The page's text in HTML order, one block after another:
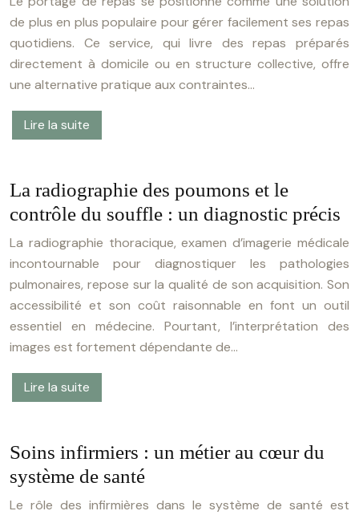
de plus en plus populaire pour gérer facilement ses repas
quotidiens. Ce service, qui livre des repas préparés
directement à domicile ou en structure collective, offre
une alternative pratique aux contraintes…
Lire la suite
La radiographie des poumons et le
contrôle du souffle : un diagnostic précis
La radiographie thoracique, examen d’imagerie médicale
incontournable pour diagnostiquer les pathologies
pulmonaires, repose sur la qualité de son acquisition. Son
accessibilité et son coût raisonnable en font un outil
essentiel en médecine. Pourtant, l’interprétation des
images est fortement dépendante de…
Lire la suite
Soins infirmiers : un métier au cœur du
système de santé
Le rôle des infirmières dans le système de santé est